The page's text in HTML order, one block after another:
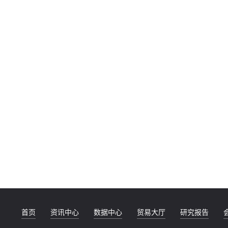
首页 资讯中心 数据中心 贸易大厅 研究报告